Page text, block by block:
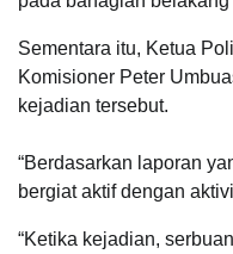
Sementara itu, Ketua
Komisioner Peter
kejadian tersebut.
“Berdasarkan laporan
bergiat aktif dengan
“Ketika kejadian,